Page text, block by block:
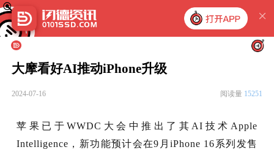
大摩看好AI推动iPhone升级
2024-07-16 阅读量 15251
苹果已于WWDC大会中推出了其AI技术Apple
Intelligence，新功能预计会在9月iPhone 16系列发售